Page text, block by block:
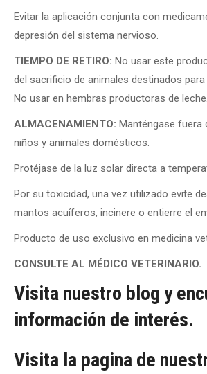
Evitar la aplicación conjunta con
depresión del sistema nervioso.
TIEMPO DE RETIRO: No usar este
del sacrificio de animales destinados
No usar en hembras productoras de leche.
ALMACENAMIENTO: Manténgase fuera
niños y animales domésticos.
Protéjase de la luz solar directa a
Por su toxicidad, una vez utilizado evite
mantos acuíferos, incinere o entierre el
Producto de uso exclusivo en medicina
CONSULTE AL MÉDICO VETERINARIO.
Visita nuestro blog y
información de interés.
Visita la pagina de